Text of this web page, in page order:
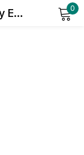
SHAMPO-GEL Hair & Body EXTRA-DOUX HYDRATANT NOURRISSANT Aoud rosé 0